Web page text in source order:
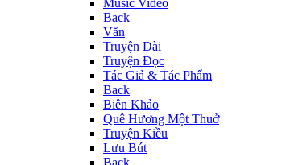
Music Video
Back
Văn
Truyện Dài
Truyện Đọc
Tác Giả & Tác Phẩm
Back
Biên Khảo
Quê Hương Một Thuở
Truyện Kiều
Lưu Bút
Back